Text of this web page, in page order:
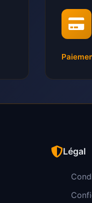
Légal